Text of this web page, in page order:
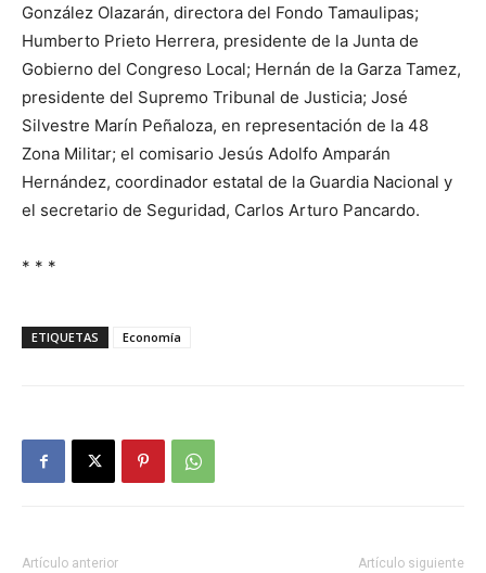
González Olazarán, directora del Fondo Tamaulipas;
Humberto Prieto Herrera, presidente de la Junta de
Gobierno del Congreso Local; Hernán de la Garza Tamez,
presidente del Supremo Tribunal de Justicia; José
Silvestre Marín Peñaloza, en representación de la 48
Zona Militar; el comisario Jesús Adolfo Amparán
Hernández, coordinador estatal de la Guardia Nacional y
el secretario de Seguridad, Carlos Arturo Pancardo.
* * *
ETIQUETAS Economía
Artículo anterior Artículo siguiente